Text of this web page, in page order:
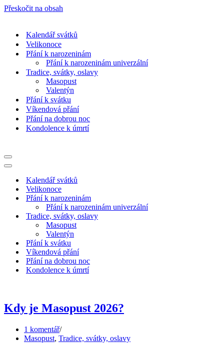
Přeskočit na obsah
Kalendář svátků
Velikonoce
Přání k narozeninám
Přání k narozeninám univerzální
Tradice, svátky, oslavy
Masopust
Valentýn
Přání k svátku
Víkendová přání
Přání na dobrou noc
Kondolence k úmrtí
Navigační
menu
Navigační
Kalendář svátků
Velikonoce
Přání k narozeninám
Přání k narozeninám univerzální
Tradice, svátky, oslavy
Masopust
Valentýn
Přání k svátku
Víkendová přání
Přání na dobrou noc
Kondolence k úmrtí
Kdy je Masopust 2026?
1 komentář
Masopust, Tradice, svátky, oslavy